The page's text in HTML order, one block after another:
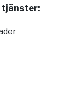
tjänster: